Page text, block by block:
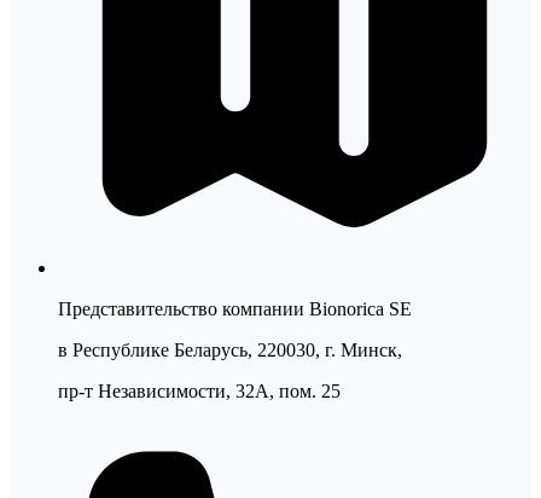
Представительство компании Bionorica SE
в Республике Беларусь, 220030, г. Минск,
пр-т Независимости, 32А, пом. 25